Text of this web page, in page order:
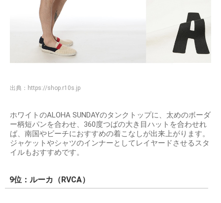
出典： https://shop.r10s.jp
ホワイトのALOHA SUNDAYのタンクトップに、太めのボーダ
ー柄短パンを合わせ、360度つばの大き目ハットを合わせれ
ば、南国やビーチにおすすめの着こなしが出来上がります。
ジャケットやシャツのインナーとしてレイヤードさせるスタ
イルもおすすめです。
9位：ルーカ（RVCA）